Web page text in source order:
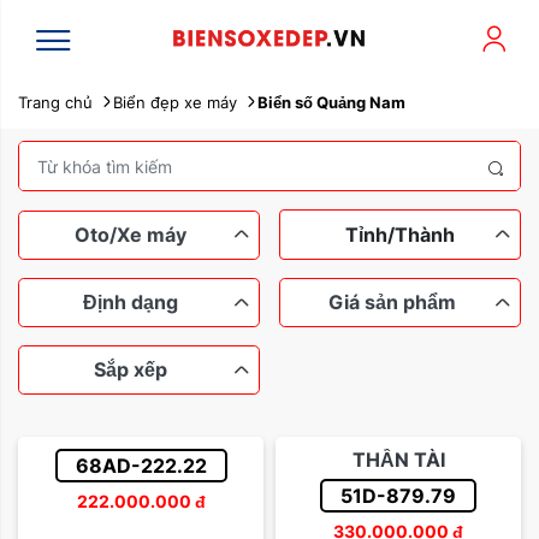
Trang chủ Biển đẹp xe máy Biển số Quảng Nam
Oto/Xe máy
Xe máy Ô tô
Tỉnh/Thành
Định dạng
Lộc phát Thần tài
Giá sản phẩm
Từ 100 đến 200 triệu
Sắp xếp
Sắp xếp theo tên
68AD-222.22
222.000.000 đ
THẦN TÀI
51D-879.79
330.000.000 đ